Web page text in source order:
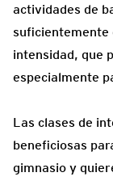
actividades de
suficientemente
intensidad, que
especialmente
Las clases de
beneficiosas
gimnasio y